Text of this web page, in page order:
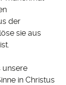
der
sie aus
unsere
in Christus